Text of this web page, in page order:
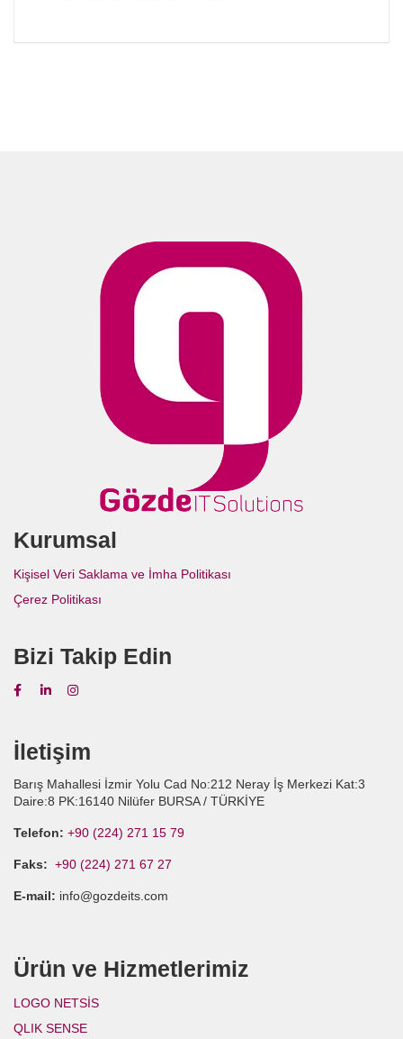
Kurumsal
Kişisel Veri Saklama ve İmha Politikası
Çerez Politikası
Bizi Takip Edin
İletişim
Barış Mahallesi İzmir Yolu Cad No:212 Neray İş Merkezi Kat:3
Daire:8 PK:16140 Nilüfer BURSA / TÜRKİYE
Telefon: +90 (224) 271 15 79
Faks: +90 (224) 271 67 27
E-mail: info@gozdeits.com
Ürün ve Hizmetlerimiz
LOGO NETSİS
QLIK SENSE